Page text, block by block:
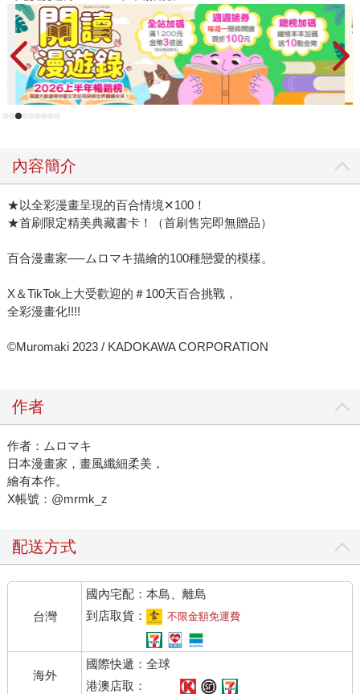
內容簡介
★以全彩漫畫呈現的百合情境✕100！
★首刷限定精美典藏書卡！（首刷售完即無贈品）
百合漫畫家──ムロマキ描繪的100種戀愛的模樣。
X＆TikTok上大受歡迎的＃100天百合挑戰，
全彩漫畫化!!!!
©Muromaki 2023 / KADOKAWA CORPORATION
作者
作者：ムロマキ
日本漫畫家，畫風纖細柔美，
繪有本作。
X帳號：@mrmk_z
配送方式
台灣
國內宅配：本島、離島
到店取貨：
不限金額免運費
海外
國際快遞：全球
港澳店取：